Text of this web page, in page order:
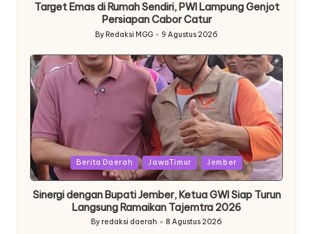
Target Emas di Rumah Sendiri, PWI Lampung Genjot
Persiapan Cabor Catur
Posted
By Redaksi MGG 9 Agustus 2026
Posted
Berita Daerah JawaTimur Jember
Sinergi dengan Bupati Jember, Ketua GWI Siap Turun
Langsung Ramaikan Tajemtra 2026
Posted
By redaksi daerah 8 Agustus 2026